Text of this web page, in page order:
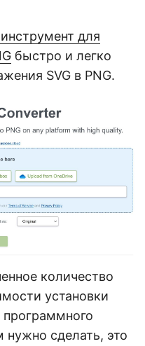
для
быстро и легко
SVG в PNG.
количество
установки
нужно сделать, это